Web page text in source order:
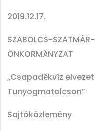
2019.12.17.
SZABOLCS-SZATMÁR-
ÖNKORMÁNYZAT
„Csapadékvíz
Tunyogmatolcson”
Sajtóközlemény